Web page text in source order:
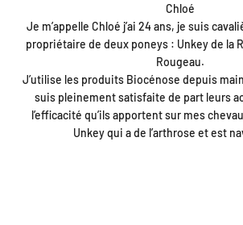
Chloé
Je m’appelle Chloé j’ai 24 ans, je suis
propriétaire de deux poneys : Unkey de la
Rougeau.
J’utilise les produits Biocénose depuis
suis pleinement satisfaite de part leurs
l’efficacité qu’ils apportent sur mes
Unkey qui a de l’arthrose et est